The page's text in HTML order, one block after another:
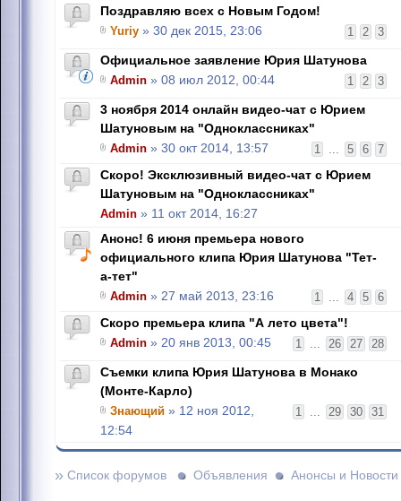
Поздравляю всех с Новым Годом!
1 2 3
Yuriy » 30 дек 2015, 23:06
Официальное заявление Юрия Шатунова
1 2 3
Admin » 08 июл 2012, 00:44
3 ноября 2014 онлайн видео-чат с Юрием
Шатуновым на "Одноклассниках"
1 ... 5 6 7
Admin » 30 окт 2014, 13:57
Скоро! Эксклюзивный видео-чат с Юрием
Шатуновым на "Одноклассниках"
Admin » 11 окт 2014, 16:27
Анонс! 6 июня премьера нового
официального клипа Юрия Шатунова "Тет-
а-тет"
1 ... 4 5 6
Admin » 27 май 2013, 23:16
Скоро премьера клипа "А лето цвета"!
1 ... 26 27 28
Admin » 20 янв 2013, 00:45
Съемки клипа Юрия Шатунова в Монако
(Монте-Карло)
1 ... 29 30 31
Знающий » 12 ноя 2012,
12:54
» Список форумов Объявления Анонсы и Новости